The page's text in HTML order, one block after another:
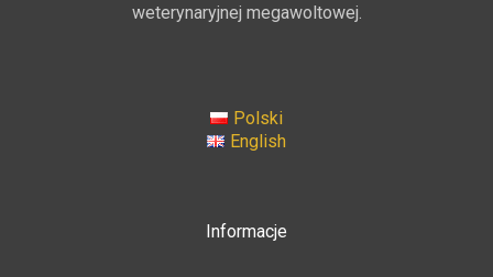
weterynaryjnej megawoltowej.
Polski
English
Informacje